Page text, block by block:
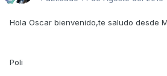
Hola Oscar bienvenido,te saludo desde
Poli